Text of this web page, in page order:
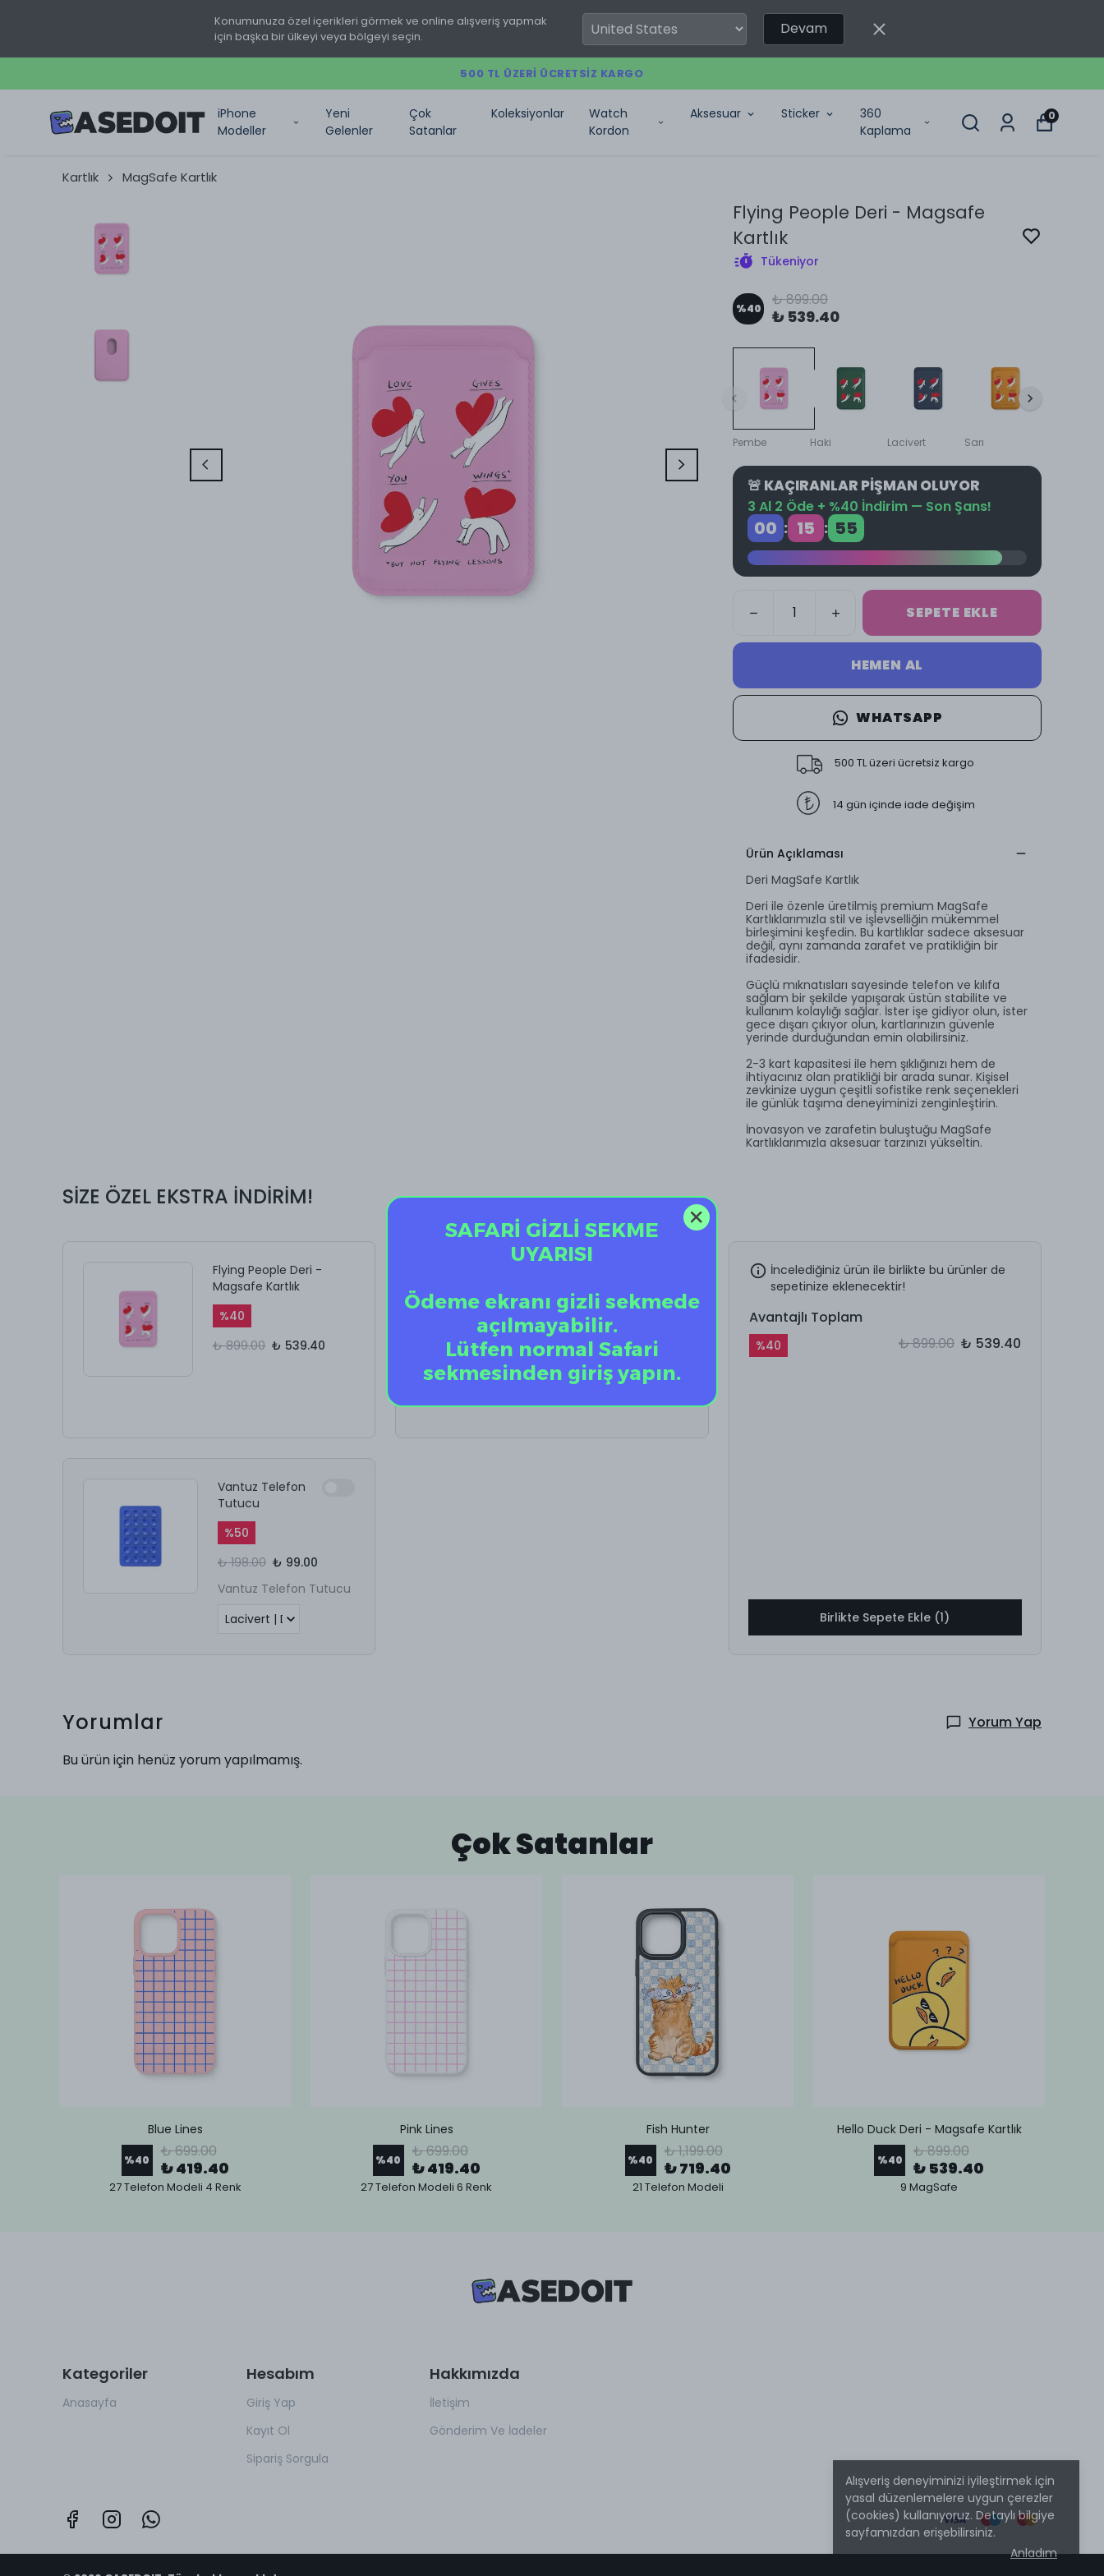
Konumunuza özel içerikleri görmek ve online alışveriş yapmak
için başka bir ülkeyi veya bölgeyi seçin.
Devam
500 TL ÜZERI ÜCRETSIZ KARGO
iPhone
Modeller
Yeni
Gelenler
Çok
Satanlar
Koleksiyonlar
Watch
Kordon
Aksesuar Sticker
360
Kaplama
0
Alışveriş deneyiminizi iyileştirmek için
yasal düzenlemelere uygun çerezler
(cookies) kullanıyoruz. Detaylı bilgiye
sayfamızdan erişebilirsiniz.
Anladım
Kartlık MagSafe Kartlık
Flying People Deri - Magsafe
Kartlık
Tükeniyor
%40 ₺ 899.00
₺ 539.40
Pembe Haki Lacivert Sarı
🚨 KAÇIRANLAR PİŞMAN OLUYOR
3 Al 2 Öde + %40 İndirim — Son Şans!
00 : 15 : 54
SEPETE EKLE
HEMEN AL
WHATSAPP
500 TL üzeri ücretsiz kargo
14 gün içinde iade değişim
Ürün Açıklaması
Deri MagSafe Kartlık
Deri ile özenle üretilmiş premium MagSafe
Kartlıklarımızla stil ve işlevselliğin mükemmel
birleşimini keşfedin. Bu kartlıklar sadece aksesuar
değil, aynı zamanda zarafet ve pratikliğin bir
ifadesidir.
Güçlü mıknatısları sayesinde telefon ve kılıfa
sağlam bir şekilde yapışarak üstün stabilite ve
kullanım kolaylığı sağlar. İster işe gidiyor olun, ister
gece dışarı çıkıyor olun, kartlarınızın güvenle
yerinde durduğundan emin olabilirsiniz.
2-3 kart kapasitesi ile hem şıklığınızı hem de
ihtiyacınız olan pratikliği bir arada sunar. Kişisel
zevkinize uygun çeşitli sofistike renk seçenekleri
ile günlük taşıma deneyiminizi zenginleştirin.
İnovasyon ve zarafetin buluştuğu MagSafe
Kartlıklarımızla aksesuar tarzınızı yükseltin.
SİZE ÖZEL EKSTRA İNDİRİM!
Flying People Deri -
Magsafe Kartlık
%40
₺ 899.00 ₺ 539.40
%10
₺ 199.90
₺ 179.91
Vantuz Telefon
Tutucu
%50
₺ 198.00 ₺ 99.00
Vantuz Telefon Tutucu
İncelediğiniz ürün ile birlikte bu ürünler de
sepetinize eklenecektir!
Avantajlı Toplam
%40 ₺ 899.00 ₺ 539.40
Birlikte Sepete Ekle (1)
Yorumlar
Yorum Yap
Bu ürün için henüz yorum yapılmamış.
Çok Satanlar
Blue Lines
%40 ₺ 699.00
₺ 419.40
27 Telefon Modeli 4 Renk
Pink Lines
%40 ₺ 699.00
₺ 419.40
27 Telefon Modeli 6 Renk
Fish Hunter
%40 ₺ 1,199.00
₺ 719.40
21 Telefon Modeli
Hello Duck Deri - Magsafe Kartlık
%40 ₺ 899.00
₺ 539.40
9 MagSafe
Kategoriler
Anasayfa
Hesabım
Giriş Yap
Kayıt Ol
Sipariş Sorgula
Hakkımızda
İletişim
Gönderim Ve İadeler
SAFARİ GİZLİ SEKME
UYARISI
Ödeme ekranı gizli sekmede
açılmayabilir.
Lütfen normal Safari
sekmesinden giriş yapın.